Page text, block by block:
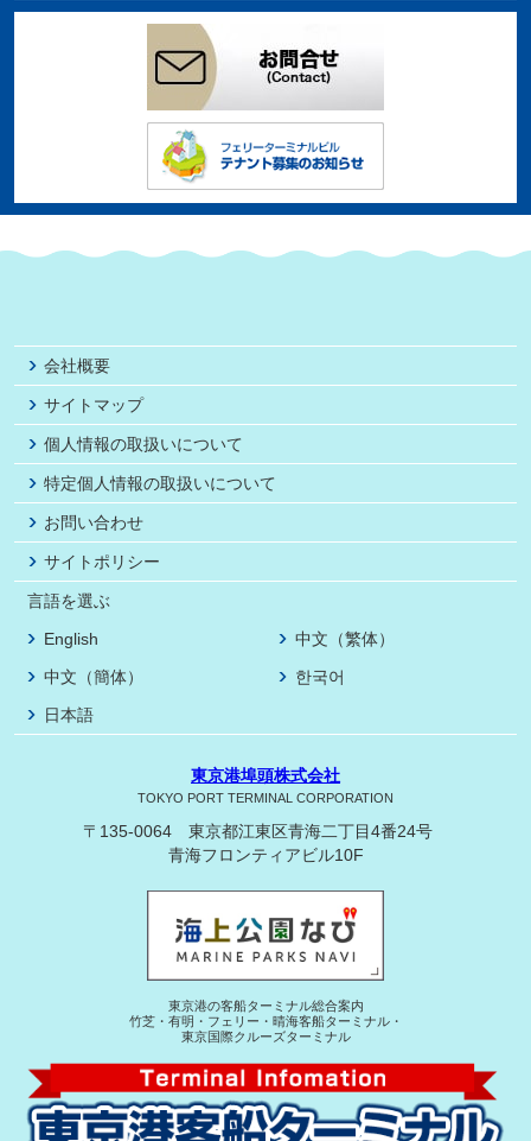
会社概要
サイトマップ
個人情報の取扱いについて
特定個人情報の取扱いについて
お問い合わせ
サイトポリシー
言語を選ぶ
English
中文（繁体）
中文（簡体）
한국어
日本語
東京港埠頭株式会社
TOKYO PORT TERMINAL CORPORATION
〒135-0064 東京都江東区青海二丁目4番24号
青海フロンティアビル10F
東京港の客船ターミナル総合案内
竹芝・有明・フェリー・晴海客船ターミナル・
東京国際クルーズターミナル